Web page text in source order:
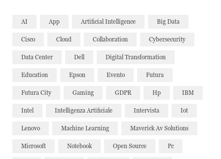
AI App Artificial Intelligence Big Data
Cisco Cloud Collaboration Cybersecurity
Data Center Dell Digital Transformation
Education Epson Evento Futura
Futura City Gaming GDPR Hp IBM
Intel Intelligenza Artificiale Intervista Iot
Lenovo Machine Learning Maverick Av Solutions
Microsoft Notebook Open Source Pc